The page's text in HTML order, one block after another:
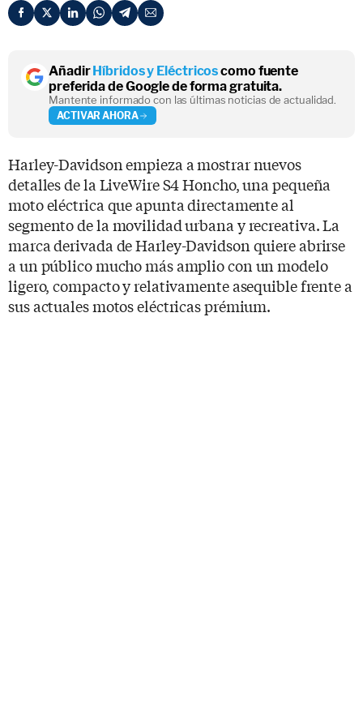
AñadirHíbridos y Eléctricoscomo fuente
preferida de Google de forma gratuita.
Mantente informado con las últimas noticias de actualidad.
ACTIVAR AHORA
Harley-Davidson empieza a mostrar nuevos
detalles de la LiveWire S4 Honcho, una pequeña
moto eléctrica que apunta directamente al
segmento de la movilidad urbana y recreativa. La
marca derivada de Harley-Davidson quiere abrirse
a un público mucho más amplio con un modelo
ligero, compacto y relativamente asequible frente a
sus actuales motos eléctricas prémium.